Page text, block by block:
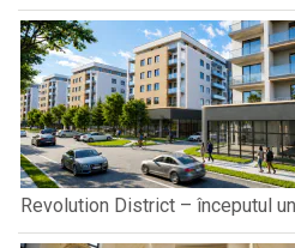
Revolution District – începutul